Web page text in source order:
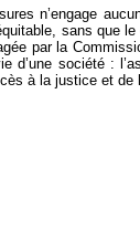
n’engage
sans que
par la
d’une société :
à la justice et de